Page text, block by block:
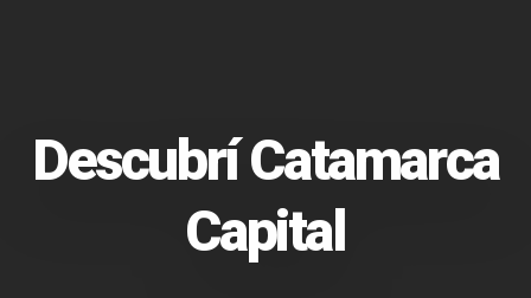
Descubrí Catamarca
Capital